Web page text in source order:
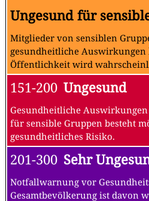
Ungesund für
Mitglieder von sensiblen
gesundheitliche Auswirkungen
Öffentlichkeit wird
151-200 Ungesund
Gesundheitliche
für sensible Gruppen besteht
gesundheitliches Risiko.
201-300 Sehr
Notfallwarnung vor
Gesamtbevölkerung ist davon